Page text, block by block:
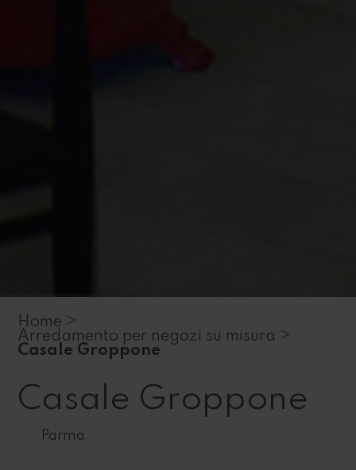
Home >
Arredamento per negozi su misura >
Casale Groppone
Casale Groppone
Parma